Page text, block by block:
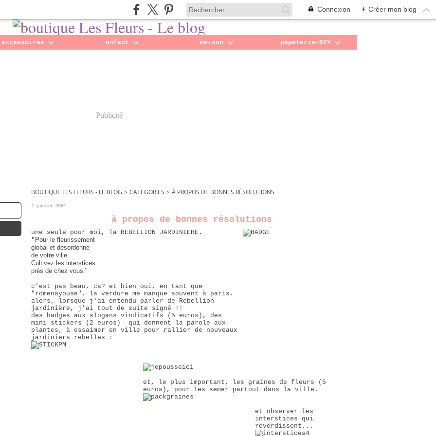
Connexion + Créer mon blog
accessoires enfant maison papeterie-DIY
Publicité
BOUTIQUE LES FLEURS - LE BLOG > CATEGORIES > À PROPOS DE BONNES RÉSOLUTIONS
4 janvier 2007
à propos de bonnes résolutions
une seule pour moi, la REBELLION JARDINIERE.
" Pour le fleurissement
global et désordonné
de votre ville.
Cultivez les interstices
près de chez vous."
c'est pas beau, ca? et bien oui, en tant que
" romenayouse", la verdure me manque souvent à paris.
alors, lorsque j'ai entendu parler de Rebellion
jardinière, j'ai tout de suite signé !!
des badges aux slogans vindicatifs (5 euros), des
mini stickers (2 euros) qui donnent la parole aux
plantes, à essaimer en ville pour rallier de nouveaux
jardiniers rebelles :
et, le plus important, les graines de fleurs (5
euros), pour les semer partout dans la ville.
et observer les
interstices qui
reverdissent...